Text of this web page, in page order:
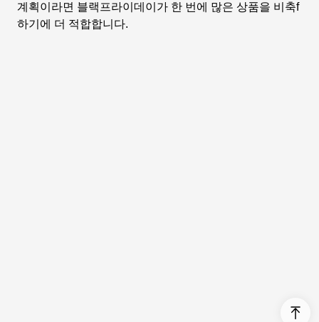
계획이라면 블랙프라이데이가 한 번에 많은 상품을 비축f
하기에 더 적합합니다.